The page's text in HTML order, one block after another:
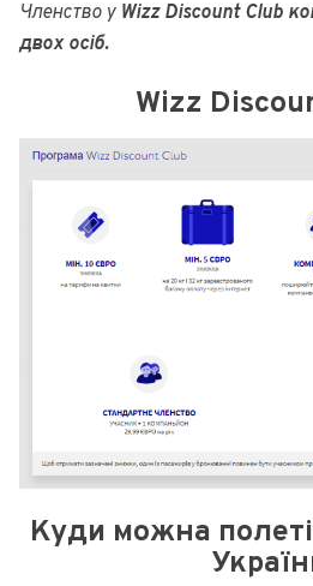
Членство у Wizz Discount Club
двох осіб.
Wizz
Куди можна